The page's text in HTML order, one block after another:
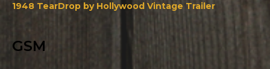
1948 TearDrop by Hollywood Vintage Trailer
GSM